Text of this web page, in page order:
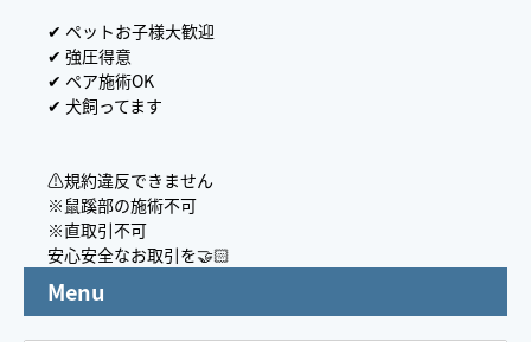
✔︎ ペットお子様大歓迎
✔︎ 強圧得意
✔︎ ペア施術OK
✔︎ 犬飼ってます
⚠️規約違反できません
※鼠蹊部の施術不可
※直取引不可
安心安全なお取引を🤝🏻
Menu